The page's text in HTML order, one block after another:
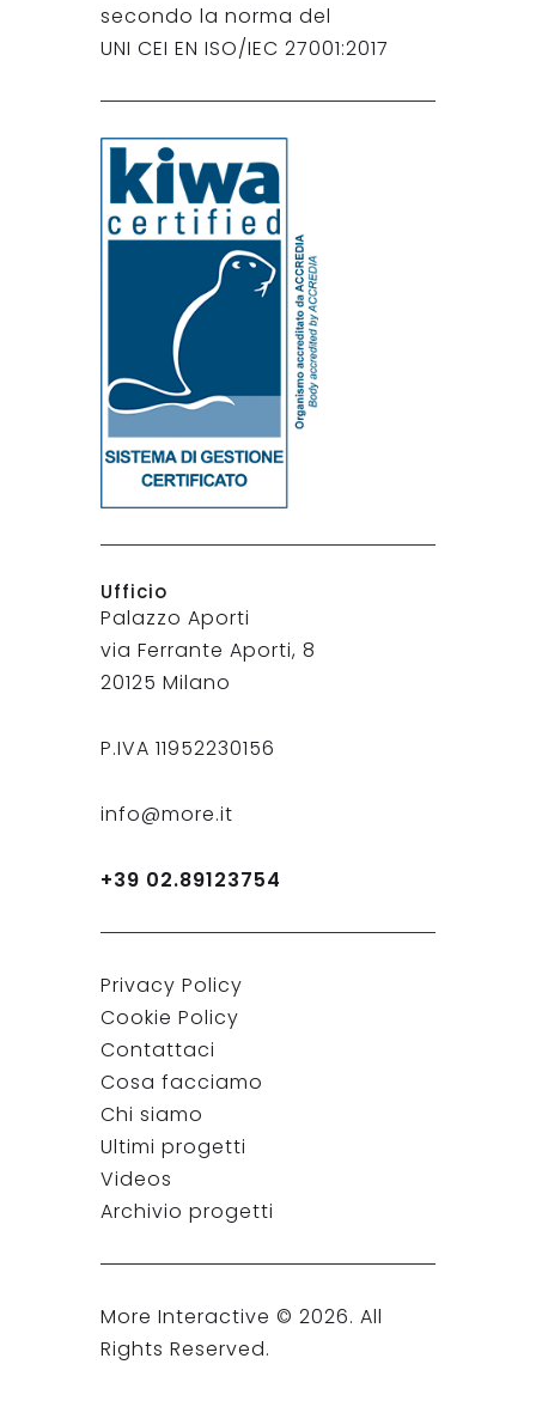
secondo la norma del
UNI CEI EN ISO/IEC 27001:2017
Ufficio
Palazzo Aporti
via Ferrante Aporti, 8
20125 Milano
P.IVA 11952230156
info@more.it
+39 02.89123754
Privacy Policy
Cookie Policy
Contattaci
Cosa facciamo
Chi siamo
Ultimi progetti
Videos
Archivio progetti
More Interactive © 2026. All
Rights Reserved.